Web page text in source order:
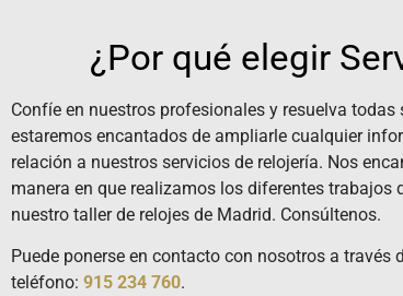
¿Por qué elegir
Confíe en nuestros profesionales y resuelva todas
estaremos encantados de ampliarle cualquier
relación a nuestros servicios de relojería. Nos
manera en que realizamos los diferentes trabajos
nuestro taller de relojes de Madrid. Consúltenos.
Puede ponerse en contacto con nosotros a través
teléfono: 915 234 760.